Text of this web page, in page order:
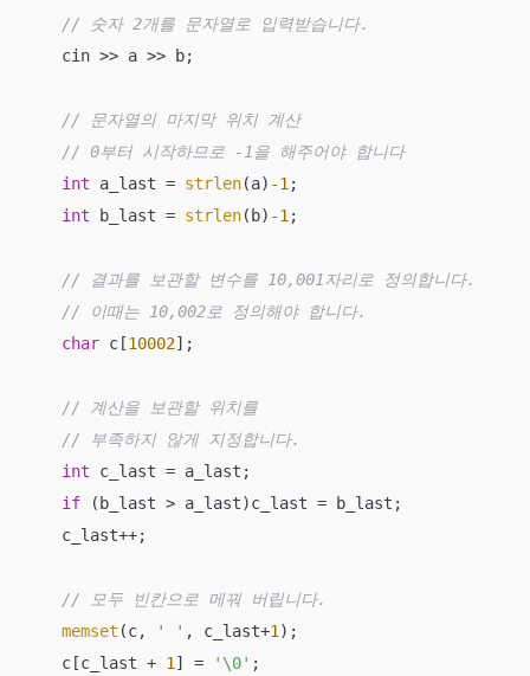
// 숫자 2개를 문자열로 입력받습니다.
    cin >> a >> b;
// 문자열의 마지막 위치 계산
// 0부터 시작하므로 -1을 해주어야 합니다
int a_last = strlen(a) -1 ;
int b_last = strlen(b) -1 ;
// 결과를 보관할 변수를 10,001자리로 정의합니다.
// 이때는 10,002로 정의해야 합니다.
char c[10002];
// 계산을 보관할 위치를
// 부족하지 않게 지정합니다.
int c_last = a_last;
if (b_last > a_last)c_last = b_last;
    c_last++;
// 모두 빈칸으로 메꿔 버립니다.
memset (c, ' ' , c_last+1 );
    c[c_last +
1 ] = '\0' ;